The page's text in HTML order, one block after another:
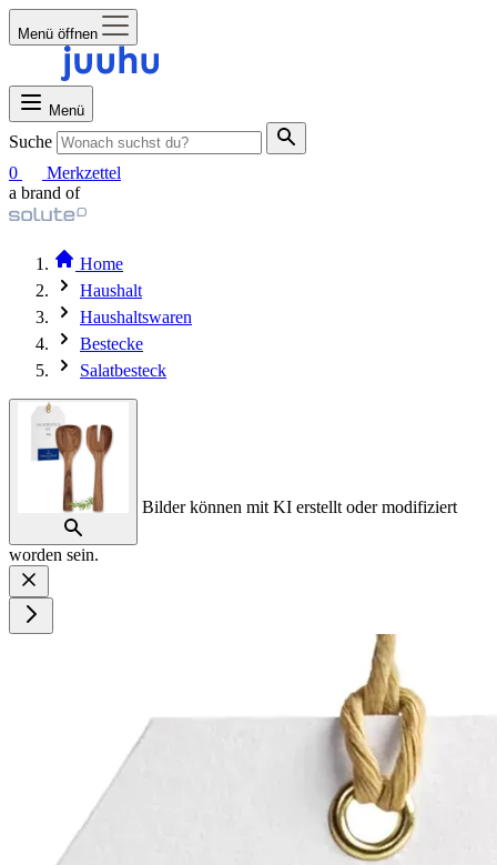
Menü öffnen
Menü
Suche
0
Merkzettel
a brand of
Home
Haushalt
Haushaltswaren
Bestecke
Salatbesteck
Bilder können mit KI erstellt oder modifiziert
worden sein.